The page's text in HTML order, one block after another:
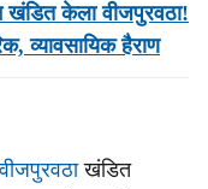
केला वीजपुरवठा!
व्यावसायिक हैराण
खंडित